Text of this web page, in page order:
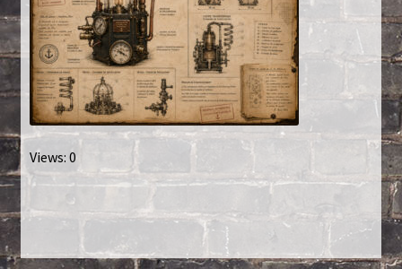
Fourchette
Grands luminaires
Huître
La philosophie
Lampe à poser
Views: 0